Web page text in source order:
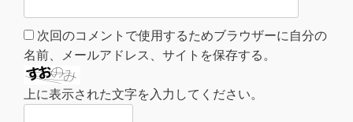
次回のコメントで使用するためブラウザーに自分の
名前、メールアドレス、サイトを保存する。
上に表示された文字を入力してください。